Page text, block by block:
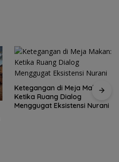
Ketegangan di Meja Makan:
Ketika Ruang Dialog
Menggugat Eksistensi Nurani